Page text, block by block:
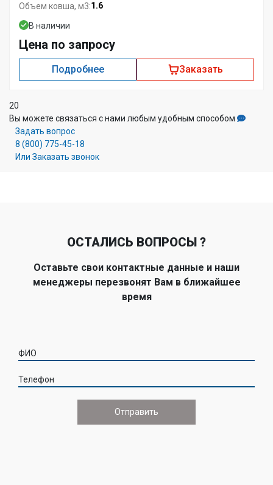
Объем ковша, м3:1.6
В наличии
Цена по запросу
Подробнее Заказать
20
Вы можете связаться с нами любым удобным способом
Задать вопрос
8 (800) 775-45-18
Или Заказать звонок
ОСТАЛИСЬ ВОПРОСЫ ?
Оставьте свои контактные данные и наши
менеджеры перезвонят Вам в ближайшее
время
ФИО
Телефон